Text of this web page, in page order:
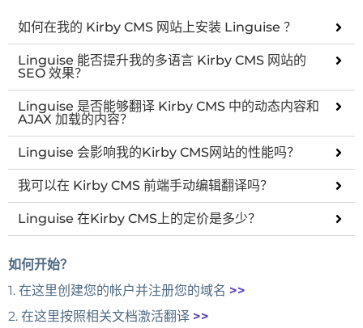
如何在我的 Kirby CMS 网站上安装 Linguise ？
Linguise 能否提升我的多语言 Kirby CMS 网站的
SEO 效果？
Linguise 是否能够翻译 Kirby CMS 中的动态内容和
AJAX 加载的内容？
Linguise 会影响我的Kirby CMS网站的性能吗？
我可以在 Kirby CMS 前端手动编辑翻译吗？
Linguise 在Kirby CMS上的定价是多少？
如何开始？
1. 在这里创建您的帐户并注册您的域名 >>
2. 在这里按照相关文档激活翻译 >>